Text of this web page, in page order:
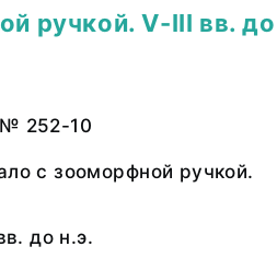
ручкой. V-III вв. до
252-10
с зооморфной ручкой.
до н.э.